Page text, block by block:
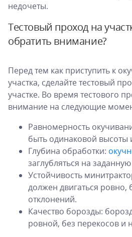
недочеты.
Тестовый проход на
обратить внимание?
Перед тем как приступить к
участка, сделайте тестовый
участке. Во время тестового
внимание на следующие
Равномерность
быть одинаковой
Глубина обработки:
заглубляться на
Устойчивость
должен двигаться ровно,
отклонений.
Качество борозды:
ровной, без перекосов и